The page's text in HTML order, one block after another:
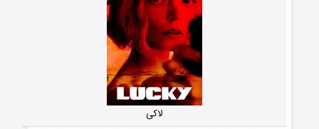
لاکی